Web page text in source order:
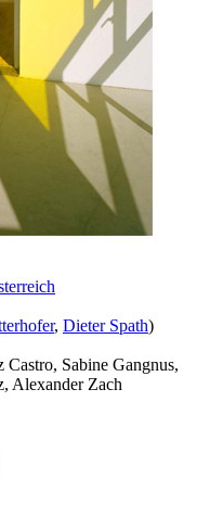
, Dieter Spath)
Castro, Sabine Gangnus,
Alexander Zach